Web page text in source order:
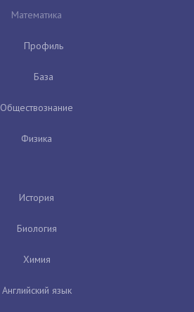
Математика
Профиль
База
Обществознание
Физика
История
Биология
Химия
Английский язык